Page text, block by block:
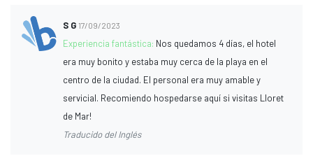
S G 17/09/2023
Experiencia fantástica: Nos quedamos 4 días, el hotel
era muy bonito y estaba muy cerca de la playa en el
centro de la ciudad. El personal era muy amable y
servicial. Recomiendo hospedarse aquí si visitas Lloret
de Mar!
Traducido del Inglés